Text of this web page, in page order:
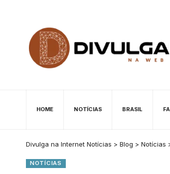
HOME NOTÍCIAS BRASIL
Divulga na Internet Notícias > Blog > Notícias
NOTÍCIAS